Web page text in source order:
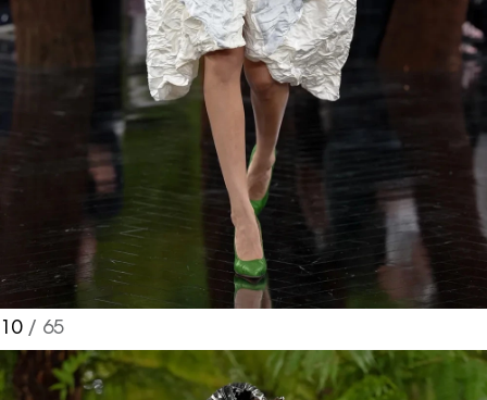
10/ 65